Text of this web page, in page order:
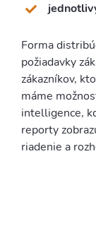
Forma
požiadavky
zákazníkov,
máme
intelligence,
reporty
riadenie a